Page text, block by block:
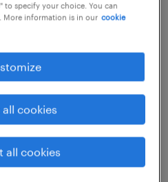
to specify your choice. You can
More information is in our cookie
cookies
all cookies